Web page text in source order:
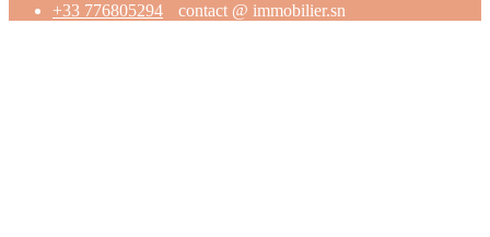
+33 776805294
contact @ immobilier.sn